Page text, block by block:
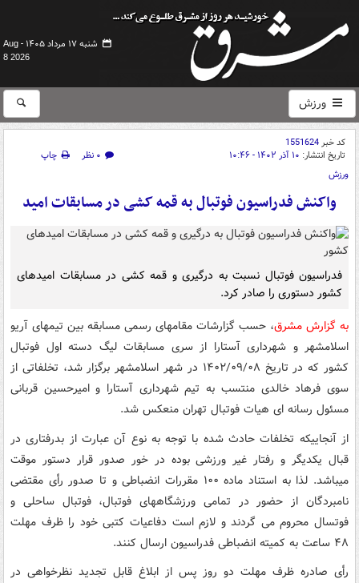
شنبه ۱۷ مرداد ۱۴۰۵ -
Aug
8 2026
ورزش
کد خبر1551624
تاریخ انتشار: ۱۰ آذر ۱۴۰۲ - ۱۰:۴۶ ۰ نظر
چاپ
ورزش
واکنش فدراسیون فوتبال به قمه کشی در مسابقات امید
فدراسیون فوتبال نسبت به درگیری و قمه کشی در مسابقات امیدهای
کشور دستوری را صادر کرد.
به گزارش مشرق، حسب گزارشات مقامهای رسمی مسابقه بین تیمهای آریو
اسلامشهر و شهرداری آستارا از سری مسابقات لیگ دسته اول فوتبال
کشور که در تاریخ ۱۴۰۲/۰۹/۰۸ در شهر اسلامشهر برگزار شد، تخلفاتی از
سوی فرهاد خالدی منتسب به تیم شهرداری آستارا و امیرحسین قربانی
مسئول رسانه ای هیات فوتبال تهران منعکس شد.
از آنجاییکه تخلفات حادث شده با توجه به نوع آن عبارت از بدرفتاری در
قبال یکدیگر و رفتار غیر ورزشی بوده در خور صدور قرار دستور موقت
میباشد. لذا به استناد ماده ۱۰۰ مقررات انضباطی و تا صدور رأی مقتضی
نامبردگان از حضور در تمامی ورزشگاههای فوتبال، فوتبال ساحلی و
فوتسال محروم می گردند و لازم است دفاعیات کتبی خود را ظرف مهلت
۴۸ ساعت به کمیته انضباطی فدراسیون ارسال کنند.
رأی صادره ظرف مهلت دو روز پس از ابلاغ قابل تجدید نظرخواهی در